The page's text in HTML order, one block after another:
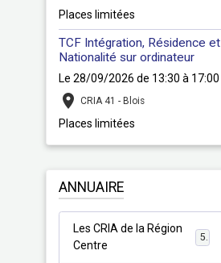
Places limitées
TCF Intégration, Résidence et
Nationalité sur ordinateur
Le 28/09/2026 de 13:30 à 17:00
CRIA 41 - Blois
Places limitées
ANNUAIRE
Les CRIA de la Région
Centre
5